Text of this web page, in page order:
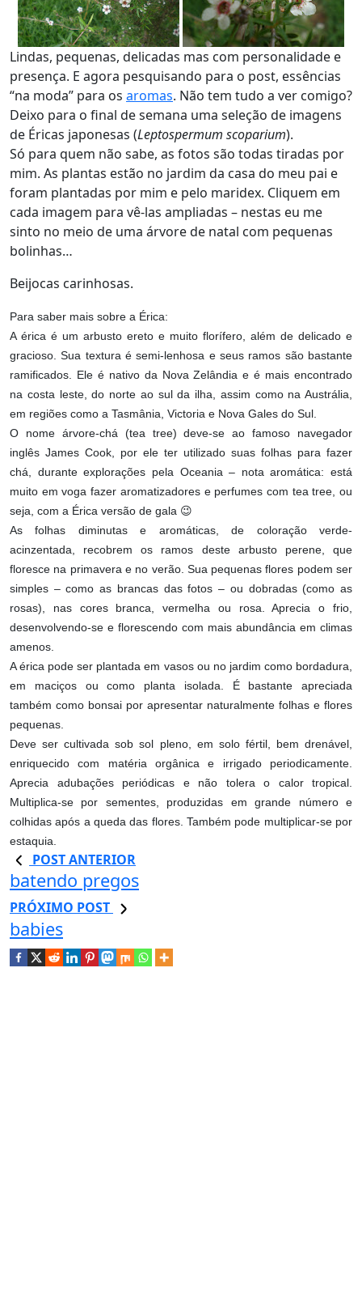
Lindas, pequenas, delicadas mas com personalidade e
presença. E agora pesquisando para o post, essências
“na moda” para os aromas. Não tem tudo a ver comigo?
Deixo para o final de semana uma seleção de imagens
de Éricas japonesas (Leptospermum scoparium).
Só para quem não sabe, as fotos são todas tiradas por
mim. As plantas estão no jardim da casa do meu pai e
foram plantadas por mim e pelo maridex. Cliquem em
cada imagem para vê-las ampliadas – nestas eu me
sinto no meio de uma árvore de natal com pequenas
bolinhas…
Beijocas carinhosas.
Para saber mais sobre a Érica:
A érica é um arbusto ereto e muito florífero, além de delicado e
gracioso. Sua textura é semi-lenhosa e seus ramos são bastante
ramificados. Ele é nativo da Nova Zelândia e é mais encontrado
na costa leste, do norte ao sul da ilha, assim como na Austrália,
em regiões como a Tasmânia, Victoria e Nova Gales do Sul.
O nome árvore-chá (tea tree) deve-se ao famoso navegador
inglês James Cook, por ele ter utilizado suas folhas para fazer
chá, durante explorações pela Oceania – nota aromática: está
muito em voga fazer aromatizadores e perfumes com tea tree, ou
seja, com a Érica versão de gala 😉
As folhas diminutas e aromáticas, de coloração verde-
acinzentada, recobrem os ramos deste arbusto perene, que
floresce na primavera e no verão. Sua pequenas flores podem ser
simples – como as brancas das fotos – ou dobradas (como as
rosas), nas cores branca, vermelha ou rosa. Aprecia o frio,
desenvolvendo-se e florescendo com mais abundância em climas
amenos.
A érica pode ser plantada em vasos ou no jardim como bordadura,
em maciços ou como planta isolada. É bastante apreciada
também como bonsai por apresentar naturalmente folhas e flores
pequenas.
Deve ser cultivada sob sol pleno, em solo fértil, bem drenável,
enriquecido com matéria orgânica e irrigado periodicamente.
Aprecia adubações periódicas e não tolera o calor tropical.
Multiplica-se por sementes, produzidas em grande número e
colhidas após a queda das flores. Também pode multiplicar-se por
estaquia.
POST ANTERIOR
batendo pregos
PRÓXIMO POST
babies